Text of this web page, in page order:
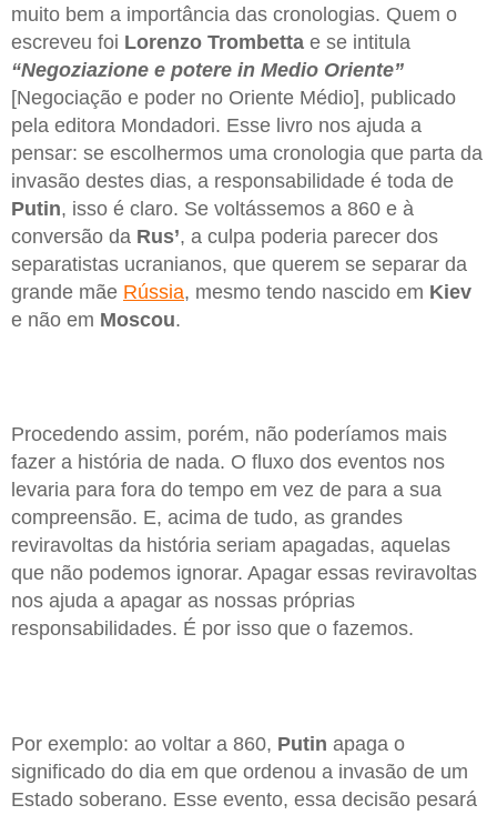
muito bem a importância das cronologias. Quem o
escreveu foi Lorenzo Trombetta e se intitula
“Negoziazione e potere in Medio Oriente”
[Negociação e poder no Oriente Médio], publicado
pela editora Mondadori. Esse livro nos ajuda a
pensar: se escolhermos uma cronologia que parta da
invasão destes dias, a responsabilidade é toda de
Putin, isso é claro. Se voltássemos a 860 e à
conversão da Rus’, a culpa poderia parecer dos
separatistas ucranianos, que querem se separar da
grande mãe Rússia, mesmo tendo nascido em Kiev
e não em Moscou.
Procedendo assim, porém, não poderíamos mais
fazer a história de nada. O fluxo dos eventos nos
levaria para fora do tempo em vez de para a sua
compreensão. E, acima de tudo, as grandes
reviravoltas da história seriam apagadas, aquelas
que não podemos ignorar. Apagar essas reviravoltas
nos ajuda a apagar as nossas próprias
responsabilidades. É por isso que o fazemos.
Por exemplo: ao voltar a 860, Putin apaga o
significado do dia em que ordenou a invasão de um
Estado soberano. Esse evento, essa decisão pesará